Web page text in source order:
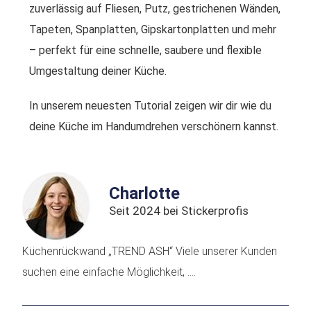
zuverlässig auf Fliesen, Putz, gestrichenen Wänden,
Tapeten, Spanplatten, Gipskartonplatten und mehr
– perfekt für eine schnelle, saubere und flexible
Umgestaltung deiner Küche.
In unserem neuesten Tutorial zeigen wir dir wie du
deine Küche im Handumdrehen verschönern kannst.
Charlotte
Seit 2024 bei Stickerprofis
Küchenrückwand „TREND ASH“ Viele unserer Kunden
suchen eine einfache Möglichkeit, ....